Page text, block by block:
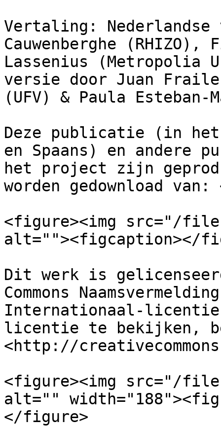
Vertaling: Nederlandse
Cauwenberghe
Lassenius (Metropolia
versie door Juan Fraile
(UFV) & Paula Esteban-
Deze publicatie (in
en Spaans) en andere
het project zijn
worden gedownload
<figure><img src="/files/
alt=""><figcaption></
Dit werk is
Commons
Internationaal-licentie.
licentie te bekijken,
<http://
<figure><img src="/files/
alt=""
</figure>